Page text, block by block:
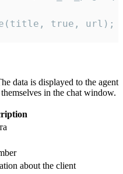
true, url);
data is displayed to the agent
in the chat window.
about the client